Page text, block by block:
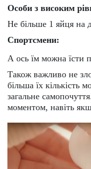
Особи з високим
Не більше 1 яйця на
Спортсмени:
А ось їм можна їсти
Також важливо не
більша їх кількість
загальне
моментом, навіть